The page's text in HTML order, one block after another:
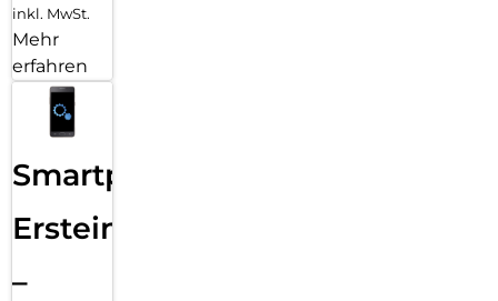
inkl. MwSt.
Mehr
erfahren
Smartphone
Ersteinrichtung
–